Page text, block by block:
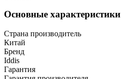
Основные характеристики
Страна производитель
Китай
Бренд
Iddis
Гарантия